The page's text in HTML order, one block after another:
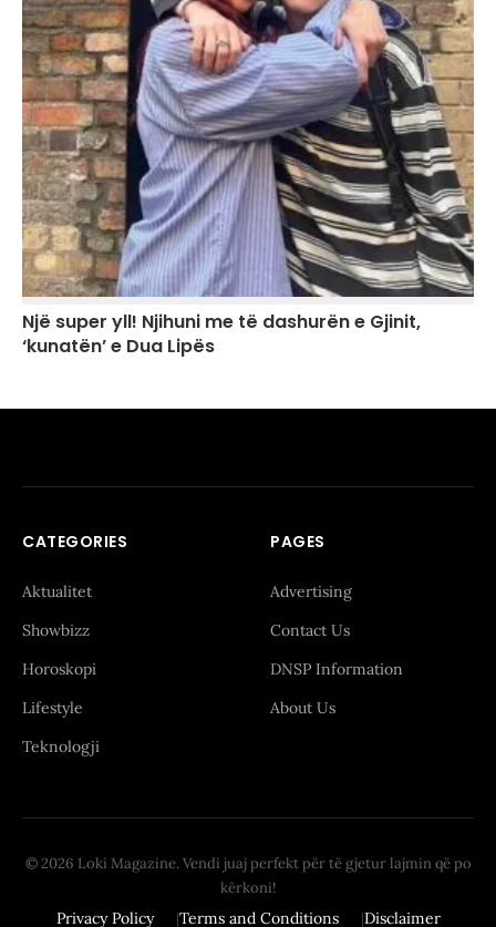
Një super yll! Njihuni me të dashurën e Gjinit,
‘kunatën’ e Dua Lipës
CATEGORIES
Aktualitet
Showbizz
Horoskopi
Lifestyle
Teknologji
PAGES
Advertising
Contact Us
DNSP Information
About Us
© 2026 Loki Magazine. Vendi juaj perfekt për të gjetur lajmin që po
kërkoni!
Privacy Policy Terms and Conditions Disclaimer